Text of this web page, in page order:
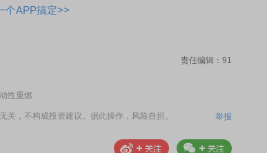
个APP搞定>>
责任编辑：91
性重燃
，不构成投资建议。据此操作，风险自担。 举报